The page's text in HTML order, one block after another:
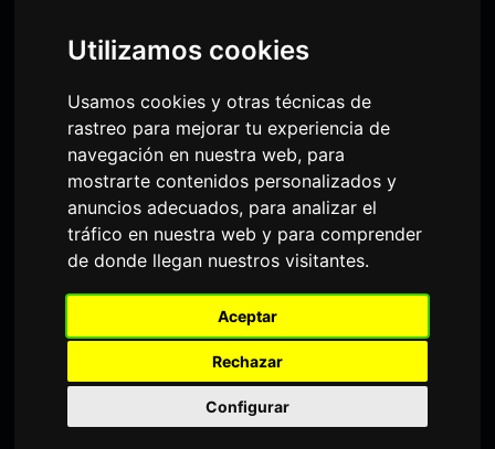
Utilizamos cookies
Usamos cookies y otras técnicas de
rastreo para mejorar tu experiencia de
navegación en nuestra web, para
mostrarte contenidos personalizados y
anuncios adecuados, para analizar el
tráfico en nuestra web y para comprender
de donde llegan nuestros visitantes.
Aceptar
Rechazar
Configurar
MENÚ 1
Una botella de vino por cada 3
comensales, los entrantes un plato
cada 4 comensales. La reserva será
efectiva a la entrega del 20 %. La
elección del menú es a mesa
completa y se debe comunicar con
una modificación de conversales y
no se avisa con 24 horas de
antelación se cobrará los menús
reservados. No se permite el cobro